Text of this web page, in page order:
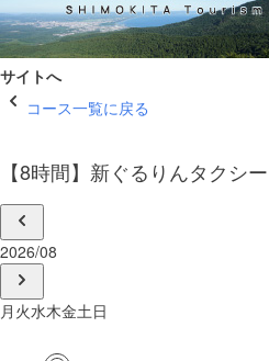
サイトへ
コース一覧に戻る
【8時間】新ぐるりんタクシ
2026/08
月 火水木金土日